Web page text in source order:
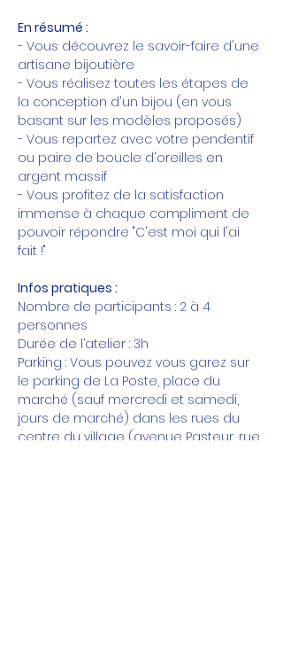
En résumé :
- Vous découvrez le savoir-faire d'une
artisane bijoutière
- Vous réalisez toutes les étapes de
la conception d'un bijou (en vous
basant sur les modèles proposés)
- Vous repartez avec votre pendentif
ou paire de boucle d'oreilles en
argent massif
- Vous profitez de la satisfaction
immense à chaque compliment de
pouvoir répondre "C'est moi qui l'ai
fait !"
Infos pratiques :
Nombre de participants : 2 à 4
personnes
Durée de l’atelier : 3h
Parking : Vous pouvez vous garez sur
le parking de La Poste, place du
marché (sauf mercredi et samedi,
jours de marché) dans les rues du
centre du village (avenue Pasteur, rue